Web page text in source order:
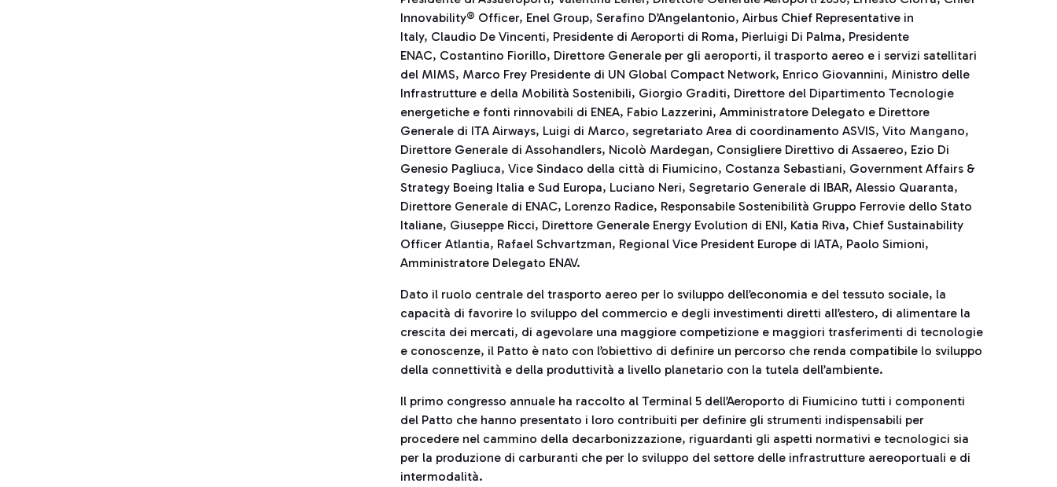
Innovability® Officer, Enel Group, Serafino D’Angelantonio, Airbus Chief Representative in
Italy, Claudio De Vincenti, Presidente di Aeroporti di Roma, Pierluigi Di Palma, Presidente
ENAC, Costantino Fiorillo, Direttore Generale per gli aeroporti, il trasporto aereo e i servizi satellitari
del MIMS, Marco Frey Presidente di UN Global Compact Network, Enrico Giovannini, Ministro delle
Infrastrutture e della Mobilità Sostenibili, Giorgio Graditi, Direttore del Dipartimento Tecnologie
energetiche e fonti rinnovabili di ENEA, Fabio Lazzerini, Amministratore Delegato e Direttore
Generale di ITA Airways, Luigi di Marco, segretariato Area di coordinamento ASVIS, Vito Mangano,
Direttore Generale di Assohandlers, Nicolò Mardegan, Consigliere Direttivo di Assaereo, Ezio Di
Genesio Pagliuca, Vice Sindaco della città di Fiumicino, Costanza Sebastiani, Government Affairs &
Strategy Boeing Italia e Sud Europa, Luciano Neri, Segretario Generale di IBAR, Alessio Quaranta,
Direttore Generale di ENAC, Lorenzo Radice, Responsabile Sostenibilità Gruppo Ferrovie dello Stato
Italiane, Giuseppe Ricci, Direttore Generale Energy Evolution di ENI, Katia Riva, Chief Sustainability
Officer Atlantia, Rafael Schvartzman, Regional Vice President Europe di IATA, Paolo Simioni,
Amministratore Delegato ENAV.
Dato il ruolo centrale del trasporto aereo per lo sviluppo dell’economia e del tessuto sociale, la
capacità di favorire lo sviluppo del commercio e degli investimenti diretti all’estero, di alimentare la
crescita dei mercati, di agevolare una maggiore competizione e maggiori trasferimenti di tecnologie
e conoscenze, il Patto è nato con l’obiettivo di definire un percorso che renda compatibile lo sviluppo
della connettività e della produttività a livello planetario con la tutela dell’ambiente.
Il primo congresso annuale ha raccolto al Terminal 5 dell’Aeroporto di Fiumicino tutti i componenti
del Patto che hanno presentato i loro contribuiti per definire gli strumenti indispensabili per
procedere nel cammino della decarbonizzazione, riguardanti gli aspetti normativi e tecnologici sia
per la produzione di carburanti che per lo sviluppo del settore delle infrastrutture aereoportuali e di
intermodalità.